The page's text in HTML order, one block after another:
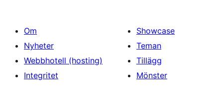
Om
Nyheter
Webbhotell (hosting)
Integritet
Showcase
Teman
Tillägg
Mönster